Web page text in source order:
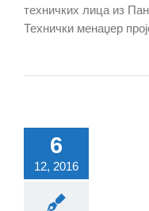
техничких лица из
Технички менаџер
6
12, 2016